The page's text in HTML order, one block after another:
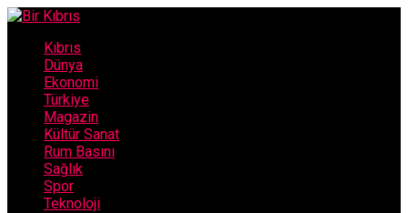
Kıbrıs
Dünya
Ekonomi
Türkiye
Magazin
Kültür Sanat
Rum Basını
Sağlık
Spor
Teknoloji